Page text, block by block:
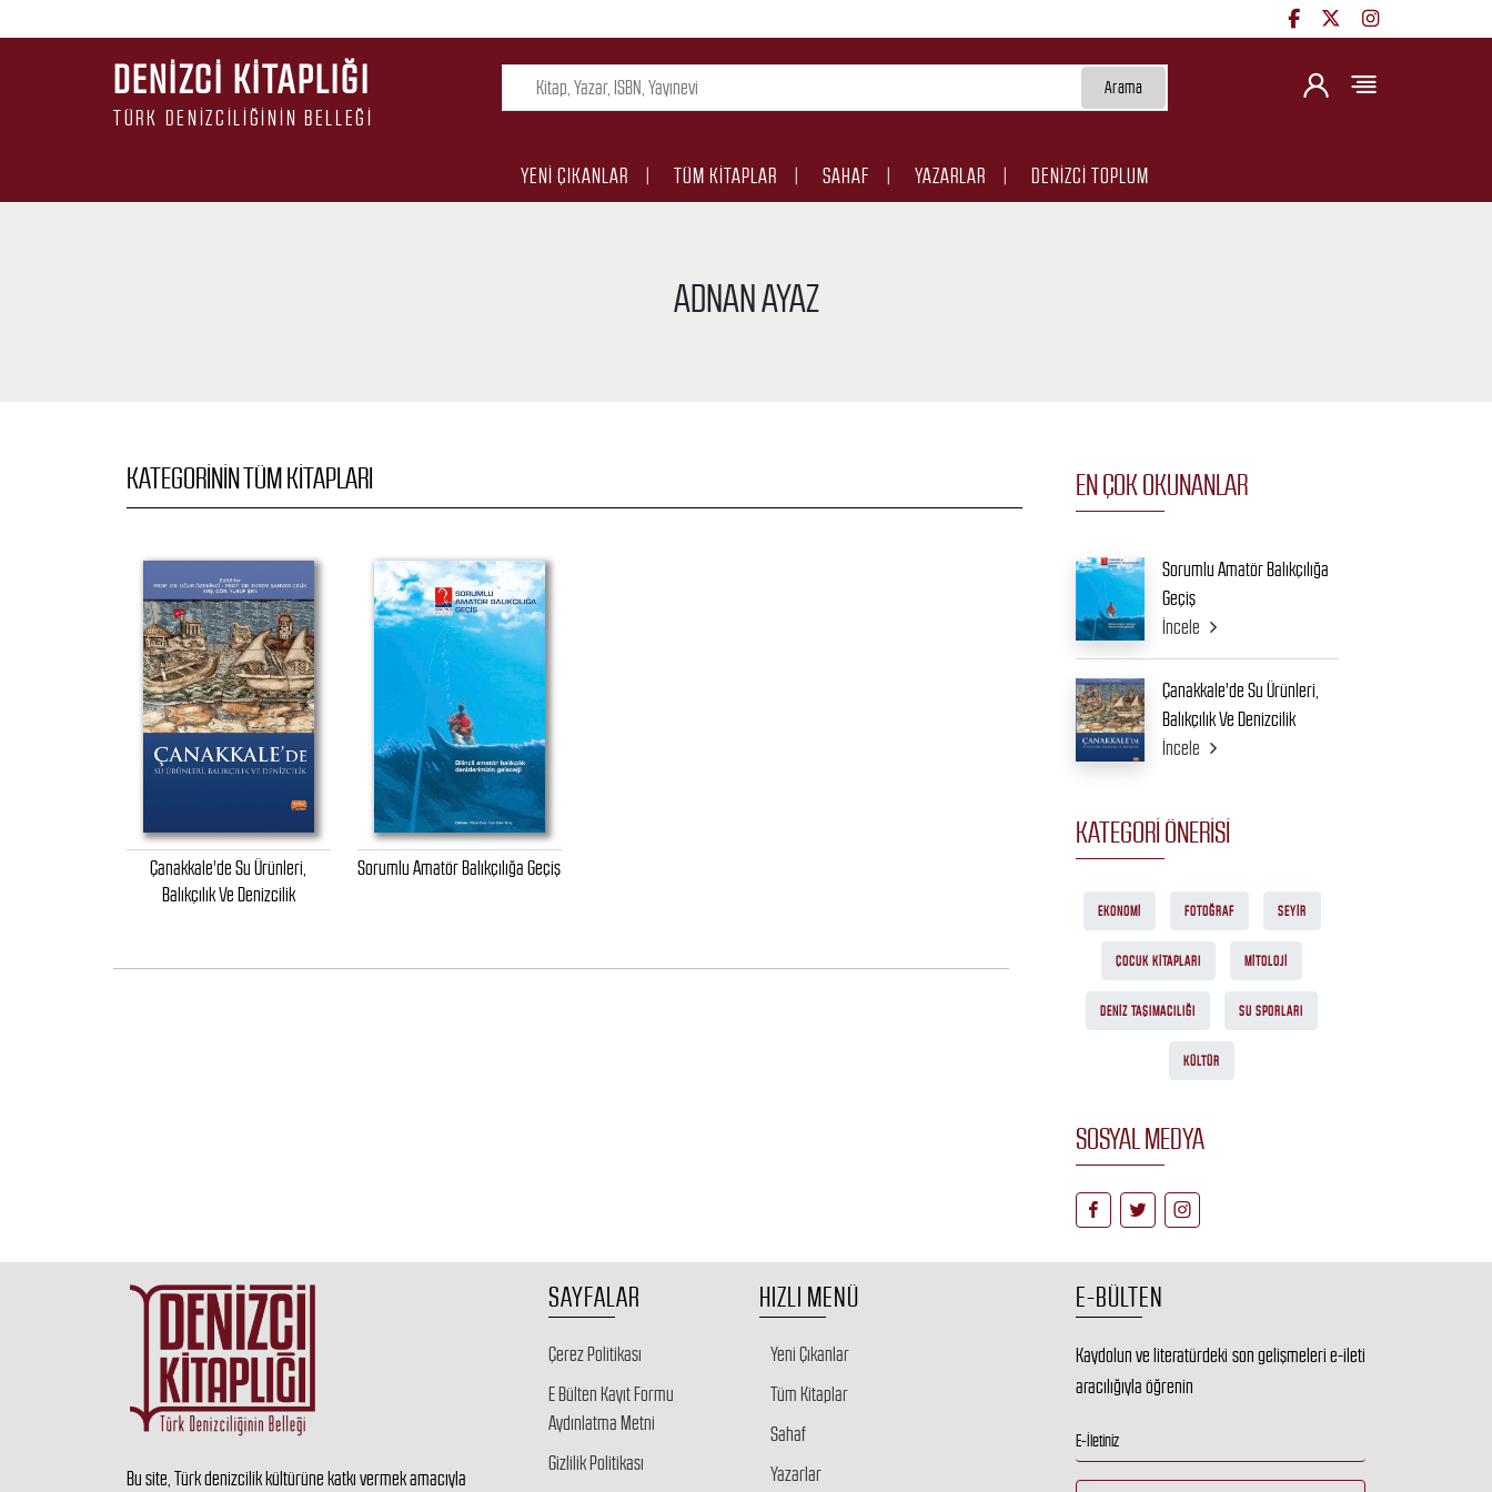
DENIZCI KITAPLIĞI
TÜRK DENIZCILIĞININ BELLEĞI
Arama
YENI ÇIKANLAR TÜM KITAPLAR SAHAF YAZARLAR DENİZCİ TOPLUM
ADNAN AYAZ
KATEGORININ TÜM KITAPLARI
Çanakkale'de Su Ürünleri,
Balıkçılık Ve Denizcilik
Sorumlu Amatör Balıkçılığa Geçiş
EN ÇOK OKUNANLAR
Sorumlu Amatör Balıkçılığa
Geçiş
İncele
Çanakkale'de Su Ürünleri,
Balıkçılık Ve Denizcilik
İncele
KATEGORI ÖNERISI
EKONOMI FOTOĞRAF SEYIR
ÇOCUK KITAPLARI MITOLOJI
DENIZ TAŞIMACILIĞI SU SPORLARI
KÜLTÜR
SOSYAL MEDYA
Bu site, Türk denizcilik kültürüne katkı vermek amacıyla
SAYFALAR
Çerez Politikası
E Bülten Kayıt Formu
Aydınlatma Metni
Gizlilik Politikası
HIZLI MENÜ
Yeni Çıkanlar
Tüm Kitaplar
Sahaf
Yazarlar
E-BÜLTEN
Kaydolun ve literatürdeki son gelişmeleri e-ileti
aracılığıyla öğrenin